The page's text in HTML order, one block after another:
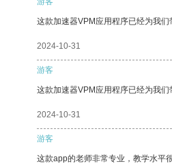
这款加速器VPM应用程序已经为我们
2024-10-31
游客
这款加速器VPM应用程序已经为我们
2024-10-31
游客
这款app的老师非常专业，教学水平